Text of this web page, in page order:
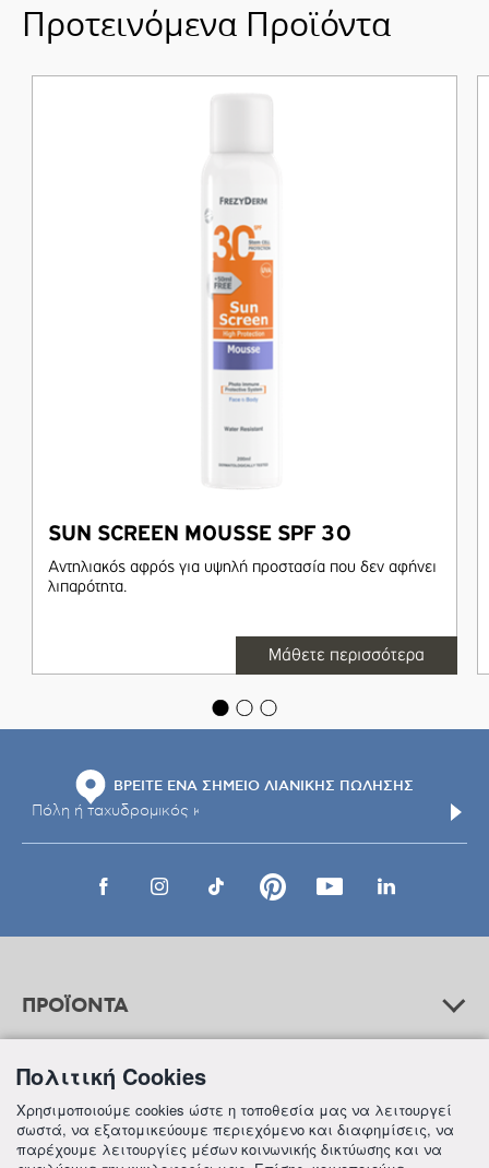
Προτεινόμενα Προϊόντα
SUN SCREEN MOUSSE SPF 30
Αντηλιακός αφρός για υψηλή προστασία που δεν αφήνει
λιπαρότητα.
Μάθετε περισσότερα
ΒΡΕΙΤΕ ΕΝΑ ΣΗΜΕΙΟ ΛΙΑΝΙΚΗΣ ΠΩΛΗΣΗΣ
ΠΡΟΪΟΝΤΑ
ΒΟΗΘΕΙΑ
Πολιτική Cookies
Χρησιμοποιούμε cookies ώστε η τοποθεσία μας να λειτουργεί
σωστά, να εξατομικεύουμε περιεχόμενο και διαφημίσεις, να
παρέχουμε λειτουργίες μέσων κοινωνικής δικτύωσης και να